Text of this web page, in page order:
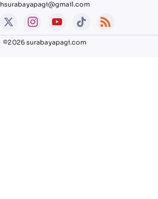
hsurabayapagi@gmail.com
©2026 surabayapagi.com